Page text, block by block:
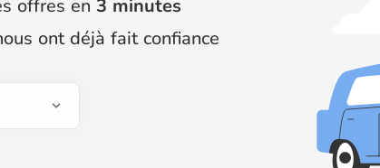
offres en 3 minutes
ont déjà fait confiance